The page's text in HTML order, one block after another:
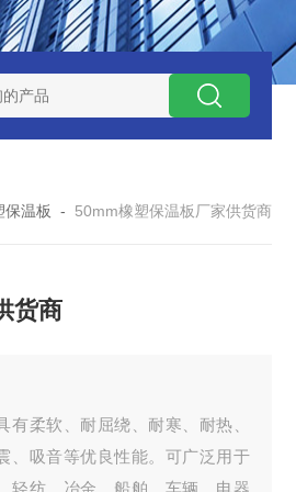
保温板 - 50mm橡塑保温板厂家供货商
货商
柔软、耐屈绕、耐寒、耐热、
、吸音等优良性能。可广泛用于
轻纺、冶金、船舶、车辆、电器